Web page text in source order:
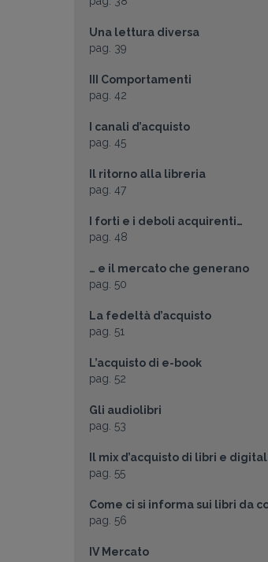
Una lettura diversa
pag. 39
III Comportamenti
pag. 42
I canali d’acquisto
pag. 45
Il ritorno alla libreria
pag. 47
I forti e i deboli acquirenti…
pag. 48
… e il mercato che generano
pag. 50
La fedeltà d’acquisto
pag. 51
L’acquisto di e-book
pag. 52
Gli audiolibri
pag. 53
Il mix d’acquisto di libri e
pag. 55
Come ci si informa sui libri da
pag. 56
IV Mercato